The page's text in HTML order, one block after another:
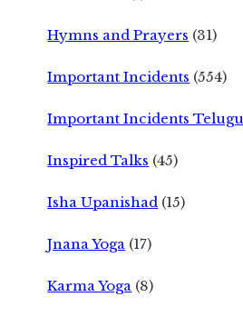
Hymns and Prayers (31)
Important Incidents (554)
Important Incidents Telugu
Inspired Talks (45)
Isha Upanishad (15)
Jnana Yoga (17)
Karma Yoga (8)